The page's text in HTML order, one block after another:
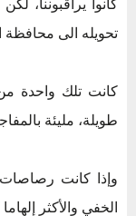
كانوا يراقبوننا،
تحويله الى
طويلة، مليئة
وإذا كانت رصاصات
الخفي والأكثر